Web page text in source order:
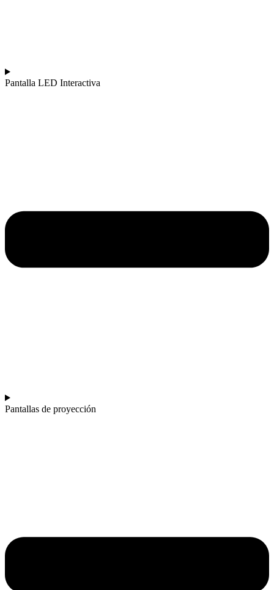
Pantalla LED Interactiva
Pantallas de proyección